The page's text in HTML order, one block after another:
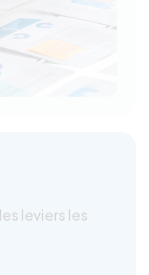
leviers les